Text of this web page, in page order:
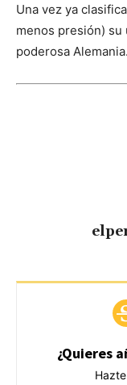
Una vez ya
menos presión)
poderosa Alemania.
¿Quieres